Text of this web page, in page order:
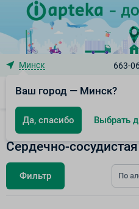
Минск
Ваш город — Минск?
Да, спасибо Выбрать
663-
Лекарственные препараты
Сердечно-
Фильтр По